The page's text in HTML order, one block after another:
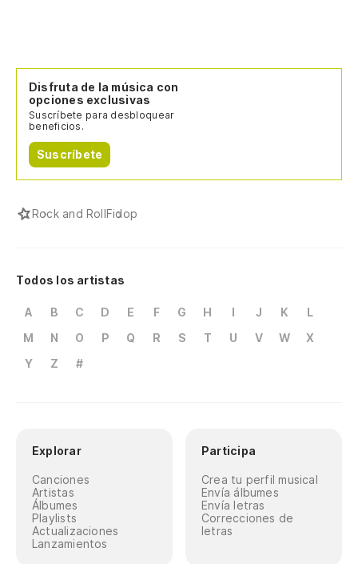
Disfruta de la música con
opciones exclusivas
Suscríbete para desbloquear
beneficios.
Suscríbete
Rock and RollFidop
Todos los artistas
A B C D E F G H I J K
L
M
N O P Q R S T U V W
X
Y
Z #
Explorar
Canciones
Artistas
Álbumes
Playlists
Actualizaciones
Lanzamientos
Participa
Crea tu perfil musical
Envía álbumes
Envía letras
Correcciones de
letras